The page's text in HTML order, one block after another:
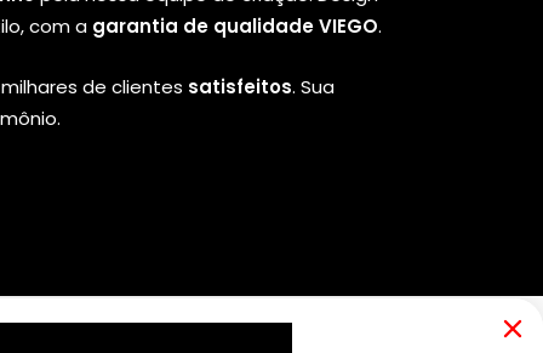
com agarantia de qualidade VIEGO.
de clientes satisfeitos. Sua